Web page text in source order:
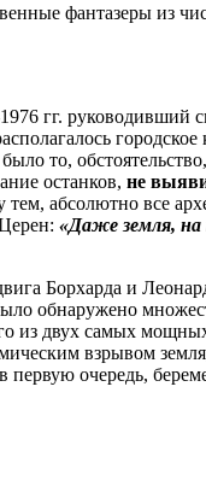
фантазеры из
гг. руководивший
то,
останков, не
абсолютно все
«Даже земля, на
Борхарда и
обнаружено
из двух самых
взрывом
первую очередь,